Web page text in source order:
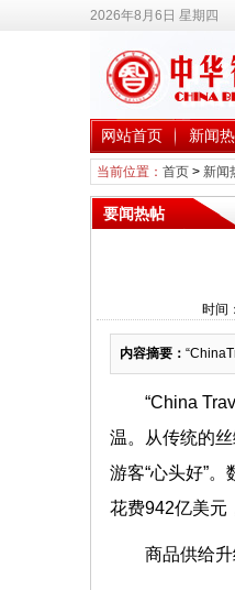
2026年8月6日 星期四
网站首页 新闻
当前位置： 首页> 新闻
要闻热帖
时间
内容摘要：
“China
温。从传统的
游客“心头好”
花费942亿美元
商品供给升